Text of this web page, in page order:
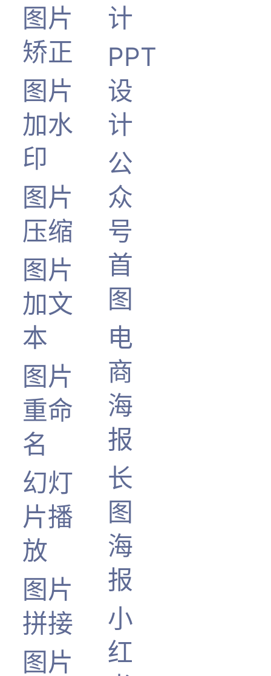
图片
矫正
图片
加水
印
图片
压缩
图片
加文
本
图片
重命
名
幻灯
片播
放
图片
拼接
图片
计
PPT
设
计
公
众
号
首
图
电
商
海
报
长
图
海
报
小
红